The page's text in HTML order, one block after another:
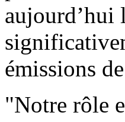
aujourd’hui
émissions
"Notre rôle